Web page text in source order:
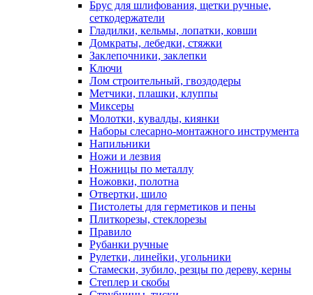
Брус для шлифования, щетки ручные,
сеткодержатели
Гладилки, кельмы, лопатки, ковши
Домкраты, лебедки, стяжки
Заклепочники, заклепки
Ключи
Лом строительный, гвоздодеры
Метчики, плашки, клуппы
Миксеры
Молотки, кувалды, киянки
Наборы слесарно-монтажного инструмента
Напильники
Ножи и лезвия
Ножницы по металлу
Ножовки, полотна
Отвертки, шило
Пистолеты для герметиков и пены
Плиткорезы, стеклорезы
Правило
Рубанки ручные
Рулетки, линейки, угольники
Стамески, зубило, резцы по дереву, керны
Степлер и скобы